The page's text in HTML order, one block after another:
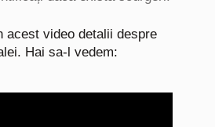
acest video detalii despre
Hai sa-l vedem: